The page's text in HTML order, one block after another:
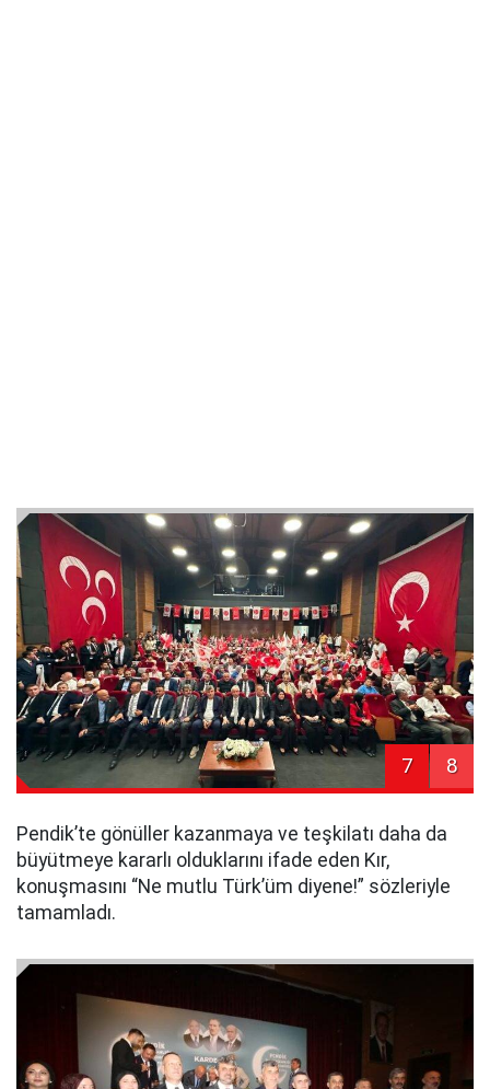
7 8
Pendik’te gönüller kazanmaya ve teşkilatı daha da
büyütmeye kararlı olduklarını ifade eden Kır,
konuşmasını “Ne mutlu Türk’üm diyene!” sözleriyle
tamamladı.